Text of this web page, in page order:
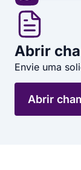
Abrir
Envie uma
Abrir